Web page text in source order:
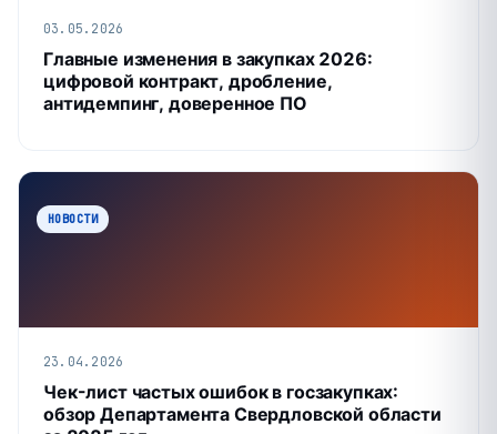
03.05.2026
Главные изменения в закупках 2026:
цифровой контракт, дробление,
антидемпинг, доверенное ПО
НОВОСТИ
23.04.2026
Чек-лист частых ошибок в госзакупках:
обзор Департамента Свердловской области